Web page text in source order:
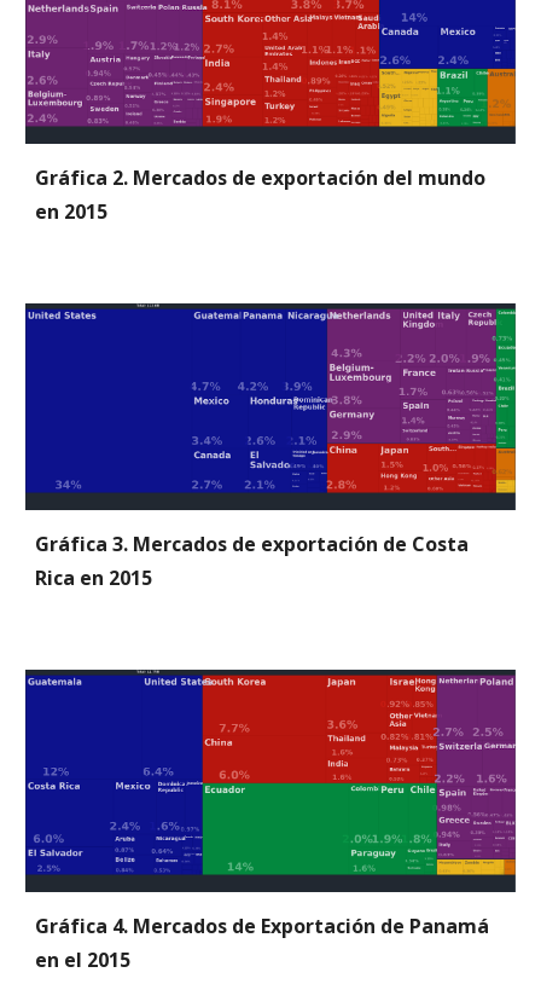
Gráfica 2. Mercados de exportación del mundo
en 2015
Gráfica 3. Mercados de exportación de Costa
Rica en 2015
Gráfica 4. Mercados de Exportación de Panamá
en el 2015